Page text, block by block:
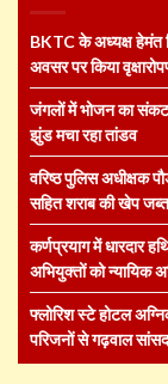
BKTC के अध्यक्ष हेमंत
अवसर पर किया
जंगलों में भोजन का संकट
झुंड मचा रहा तांडव
वरिष्ठ पुलिस अधीक्षक
सहित शराब की खेप जब्त
कर्णप्रयाग में धारदार
अभियुक्तों को न्यायिक
फ्लोरिश स्टे होटल
परिजनों से गढ़वाल